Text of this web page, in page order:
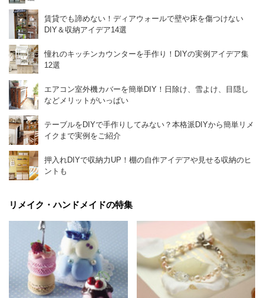
賃貸でも諦めない！ディアウォールで壁や床を傷つけない
DIY＆収納アイデア14選
憧れのキッチンカウンターを手作り！DIYの実例アイデア集
12選
エアコン室外機カバーを簡単DIY！日除け、雪よけ、目隠し
などメリットがいっぱい
テーブルをDIYで手作りしてみない？本格派DIYから簡単リメ
イクまで実例をご紹介
押入れDIYで収納力UP！棚の自作アイデアや見せる収納のヒ
ントも
リメイク・ハンドメイドの特集